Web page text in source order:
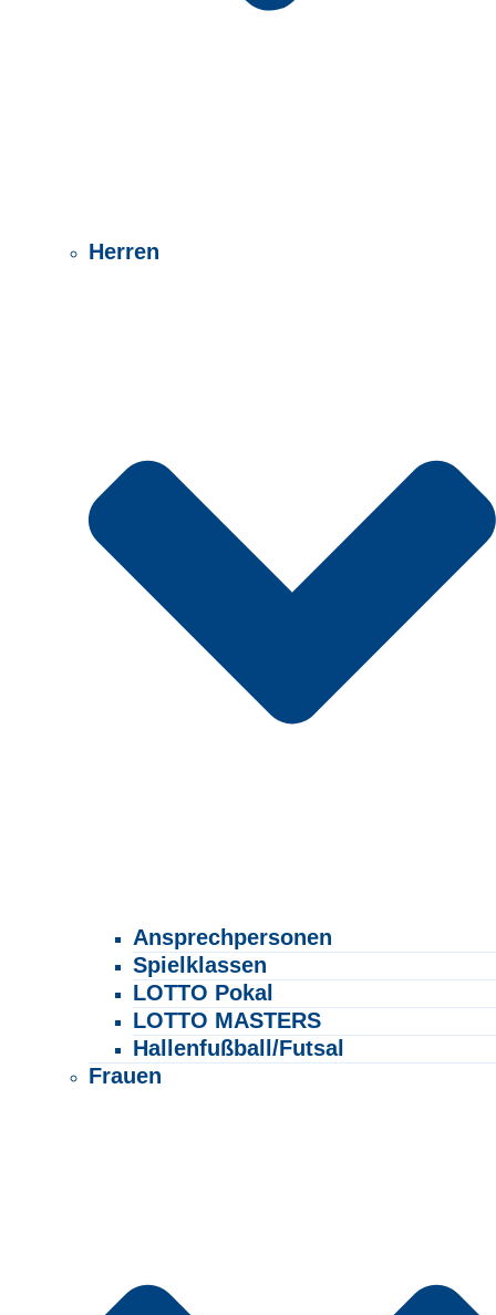
Herren
Ansprechpersonen
Spielklassen
LOTTO Pokal
LOTTO MASTERS
Hallenfußball/Futsal
Frauen